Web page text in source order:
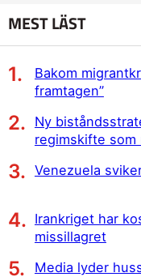
MEST LÄST
Bakom
framtagen”
Ny
regimskifte som
Venezuela
Irankriget har
missillagret
Media lyder